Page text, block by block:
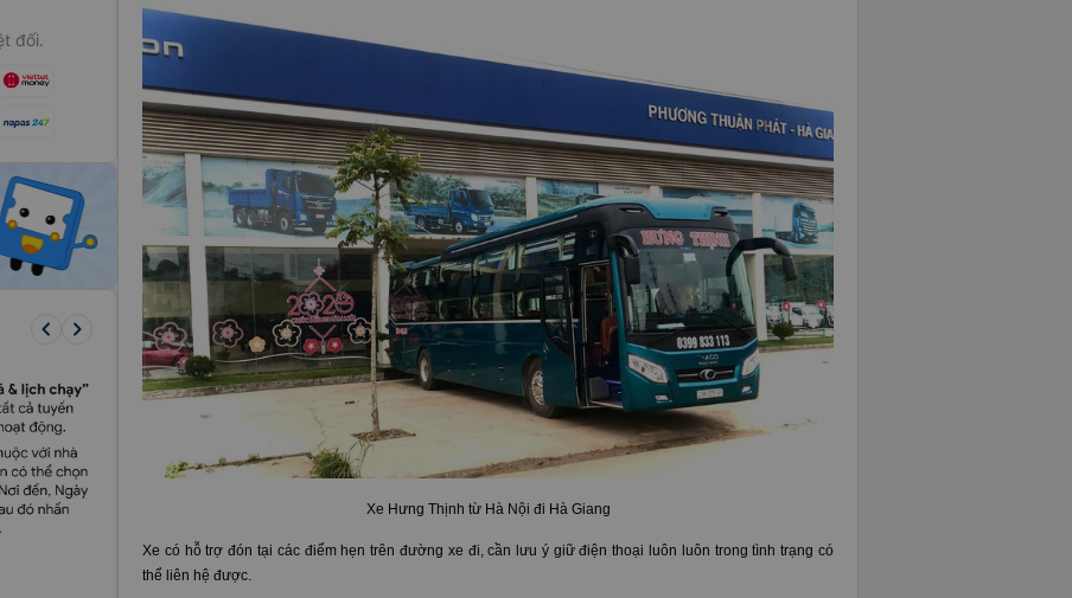
đối.
keyboard_arrow_left keyboard_arrow_right
Xe Hưng Thịnh từ Hà Nội đi Hà Giang
Xe có hỗ trợ đón tại các điểm hẹn trên đường xe đi, cần lưu ý giữ điện thoại luôn luôn trong tình trạng có
thể liên hệ được.